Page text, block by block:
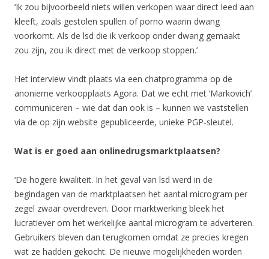
‘Ik zou bijvoorbeeld niets willen verkopen waar direct leed aan
kleeft, zoals gestolen spullen of porno waarin dwang
voorkomt. Als de lsd die ik verkoop onder dwang gemaakt
zou zijn, zou ik direct met de verkoop stoppen.’
Het interview vindt plaats via een chatprogramma op de
anonieme verkoopplaats Agora. Dat we echt met ‘Markovich’
communiceren – wie dat dan ook is – kunnen we vaststellen
via de op zijn website gepubliceerde, unieke PGP-sleutel.
Wat is er goed aan onlinedrugsmarktplaatsen?
‘De hogere kwaliteit. In het geval van lsd werd in de
begindagen van de marktplaatsen het aantal microgram per
zegel zwaar overdreven. Door marktwerking bleek het
lucratiever om het werkelijke aantal microgram te adverteren.
Gebruikers bleven dan terugkomen omdat ze precies kregen
wat ze hadden gekocht. De nieuwe mogelijkheden worden